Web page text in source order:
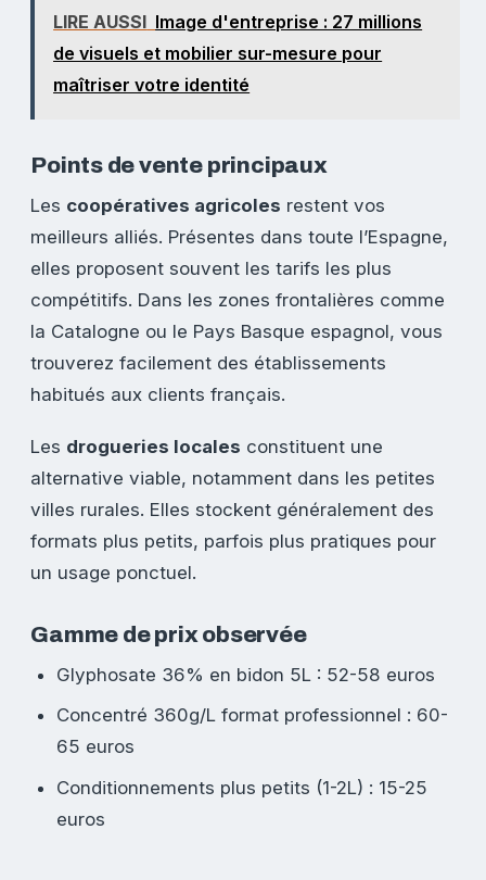
LIRE AUSSI Image d'entreprise : 27 millions
de visuels et mobilier sur-mesure pour
maîtriser votre identité
Points de vente principaux
Les coopératives agricoles restent vos
meilleurs alliés. Présentes dans toute l’Espagne,
elles proposent souvent les tarifs les plus
compétitifs. Dans les zones frontalières comme
la Catalogne ou le Pays Basque espagnol, vous
trouverez facilement des établissements
habitués aux clients français.
Les drogueries locales constituent une
alternative viable, notamment dans les petites
villes rurales. Elles stockent généralement des
formats plus petits, parfois plus pratiques pour
un usage ponctuel.
Gamme de prix observée
Glyphosate 36% en bidon 5L : 52-58 euros
Concentré 360g/L format professionnel : 60-
65 euros
Conditionnements plus petits (1-2L) : 15-25
euros